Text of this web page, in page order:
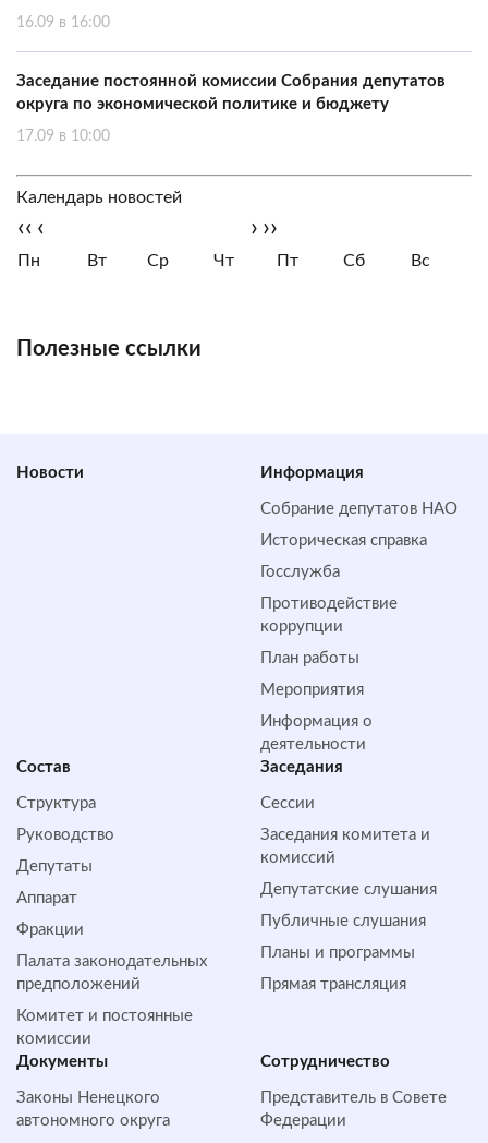
16.09 в 16:00
Заседание постоянной комиссии Собрания депутатов
округа по экономической политике и бюджету
17.09 в 10:00
Календарь новостей
‹‹ ‹ › ››
Пн Вт Ср Чт Пт Сб Вс
Полезные ссылки
Новости Информация
Собрание депутатов НАО
Историческая справка
Госслужба
Противодействие
коррупции
План работы
Мероприятия
Информация о
деятельности
Состав
Структура
Руководство
Депутаты
Аппарат
Фракции
Палата законодательных
предположений
Комитет и постоянные
комиссии
Заседания
Сессии
Заседания комитета и
комиссий
Депутатские слушания
Публичные слушания
Планы и программы
Прямая трансляция
Документы
Законы Ненецкого
автономного округа
Сотрудничество
Представитель в Совете
Федерации